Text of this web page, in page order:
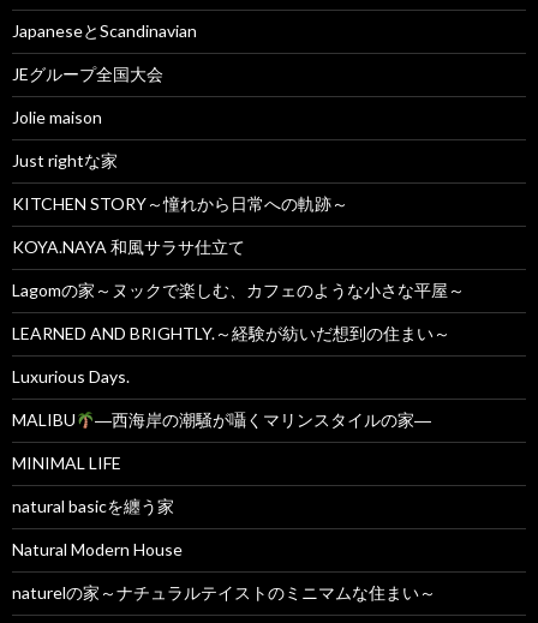
JapaneseとScandinavian
JEグループ全国大会
Jolie maison
Just rightな家
KITCHEN STORY～憧れから日常への軌跡～
KOYA.NAYA 和風サラサ仕立て
Lagomの家～ヌックで楽しむ、カフェのような小さな平屋～
LEARNED AND BRIGHTLY.～経験が紡いだ想到の住まい～
Luxurious Days.
MALIBU ―西海岸の潮騒が囁くマリンスタイルの家―
MINIMAL LIFE
natural basicを纏う家
Natural Modern House
naturelの家～ナチュラルテイストのミニマムな住まい～